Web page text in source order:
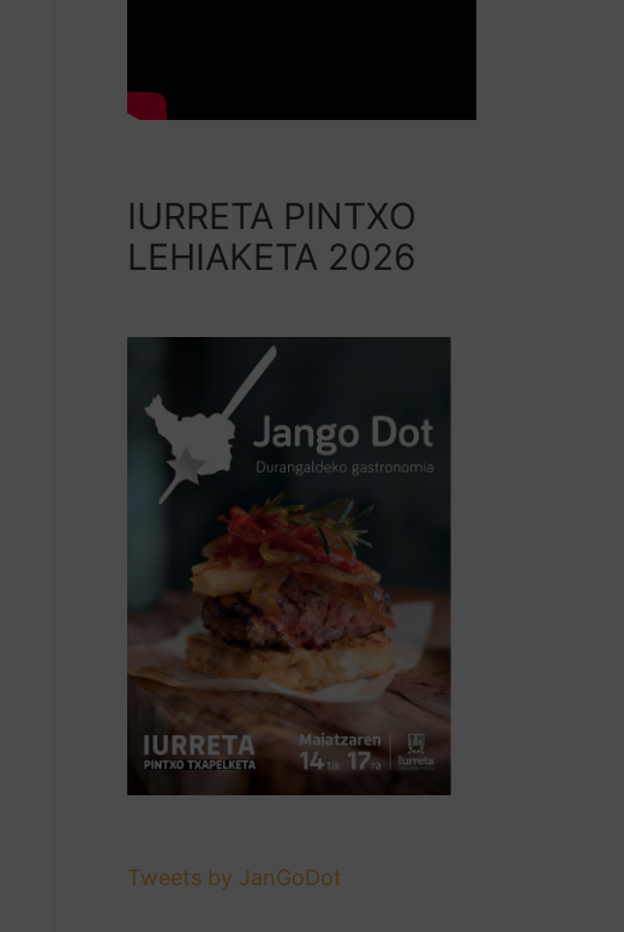
IURRETA PINTXO
LEHIAKETA 2026
Tweets by JanGoDot